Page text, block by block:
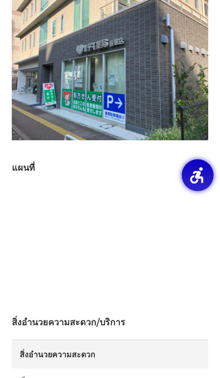
แผนที่
สิ่งอำนวยความสะดวก/บริการ
สิ่งอำนวยความสะดวก